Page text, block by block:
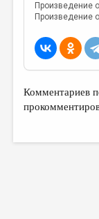
ЦИКЛЫ
МЕДИА
Произведение
Произведение
Комментариев